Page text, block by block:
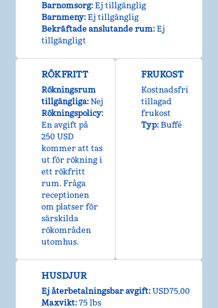
Barnomsorg: Ej tillgänglig
Barnmeny: Ej tillgänglig
Bekräftade anslutande rum: Ej
tillgängligt
RÖKFRITT
Rökningsrum
tillgängliga: Nej
Rökningspolicy:
En avgift på
250 USD
kommer att tas
ut för rökning i
ett rökfritt
rum. Fråga
receptionen
om platser för
särskilda
rökområden
utomhus.
FRUKOST
Kostnadsfri
tillagad
frukost
Typ: Buffé
HUSDJUR
Ej återbetalningsbar avgift: USD75,00
Maxvikt: 75 lbs